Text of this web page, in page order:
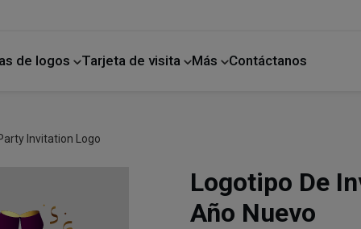
de logos Tarjeta de visita Más Contáctanos
Invitation Logo
Logotipo De
Año Nuevo